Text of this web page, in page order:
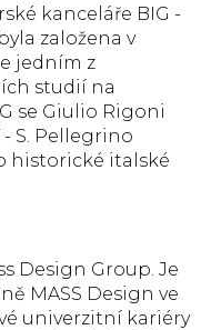
kanceláře BIG -
založena v
jedním z
studií na
se Giulio Rigoni
S. Pellegrino
historické italské
Design Group. Je
MASS Design ve
univerzitní kariéry